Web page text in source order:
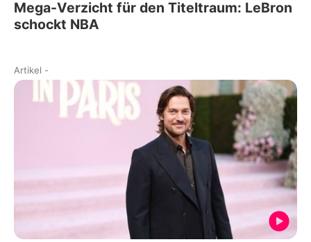
Mega-Verzicht für den Titeltraum: LeBron
schockt NBA
Artikel -